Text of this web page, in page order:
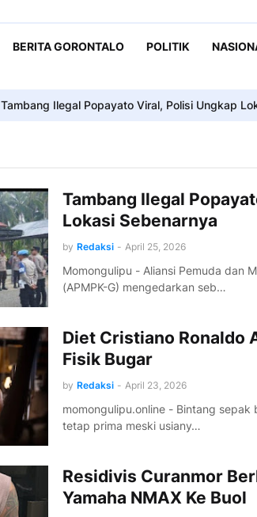
BERITA GORONTALO POLITIK
Tambang Ilegal Popayato Viral, Polisi Ungkap
Diet Cristiano Ronaldo Anti Susu Sapi Demi Fisik
Tambang Ilegal
Lokasi Sebenarnya
by Redaksi - April 25, 2026
Momongulipu - Aliansi Pemuda dan
(APMPK-G) mengedarkan seb…
Diet Cristiano Ronaldo
Fisik Bugar
by Redaksi - April 23, 2026
momongulipu.online - Bintang
tetap prima meski usiany…
Residivis Curanmor
Yamaha NMAX Ke Buol